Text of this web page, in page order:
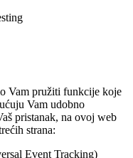
Vam pružiti funkcije koje
Vam udobno
pristanak, na ovoj web
strana:
Event Tracking)